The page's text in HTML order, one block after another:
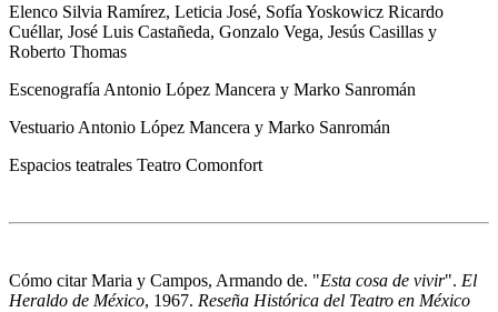
Elenco Silvia Ramírez, Leticia José, Sofía Yoskowicz Ricardo
Cuéllar, José Luis Castañeda, Gonzalo Vega, Jesús Casillas y
Roberto Thomas
Escenografía Antonio López Mancera y Marko Sanromán
Vestuario Antonio López Mancera y Marko Sanromán
Espacios teatrales Teatro Comonfort
Cómo citarMaria y Campos, Armando de. "Esta cosa de vivir". El
Heraldo de México, 1967. Reseña Histórica del Teatro en México